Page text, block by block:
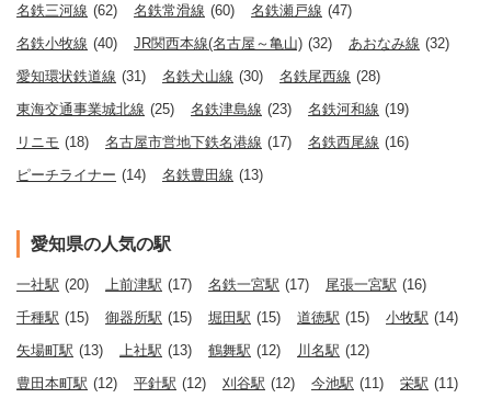
名鉄三河線 (62) 名鉄常滑線 (60) 名鉄瀬戸線 (47)
名鉄小牧線 (40) JR関西本線(名古屋～亀山) (32) あおなみ線 (32)
愛知環状鉄道線 (31) 名鉄犬山線 (30) 名鉄尾西線 (28)
東海交通事業城北線 (25) 名鉄津島線 (23) 名鉄河和線 (19)
リニモ (18) 名古屋市営地下鉄名港線 (17) 名鉄西尾線 (16)
ピーチライナー (14) 名鉄豊田線 (13)
愛知県の人気の駅
一社駅 (20) 上前津駅 (17) 名鉄一宮駅 (17) 尾張一宮駅 (16)
千種駅 (15) 御器所駅 (15) 堀田駅 (15) 道徳駅 (15) 小牧駅 (14)
矢場町駅 (13) 上社駅 (13) 鶴舞駅 (12) 川名駅 (12)
豊田本町駅 (12) 平針駅 (12) 刈谷駅 (12) 今池駅 (11) 栄駅 (11)